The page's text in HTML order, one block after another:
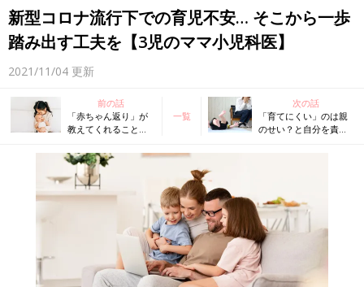
新型コロナ流行下での育児不安… そこから一歩
踏み出す工夫を【3児のママ小児科医】
2021/11/04 更新
前の話
「赤ちゃん返り」が
教えてくれること【3
一覧
次の話
「育てにくい」のは親
のせい？と自分を責め